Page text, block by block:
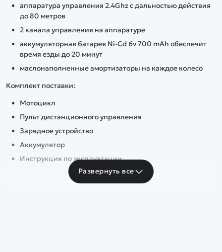
аппаратура управления 2.4Ghz с дальностью действия
до 80 метров
2 канала управления на аппаратуре
аккумуляторная батарея Ni-Cd 6v 700 mAh обеспечит
время езды до 20 минут
маслонаполненные амортизаторы на каждое колесо
Комплект поставки:
Мотоцикл
Пульт дистанционного управления
Зарядное устройство
Аккумулятор
Инструкция по эксплуатации
Развернуть все